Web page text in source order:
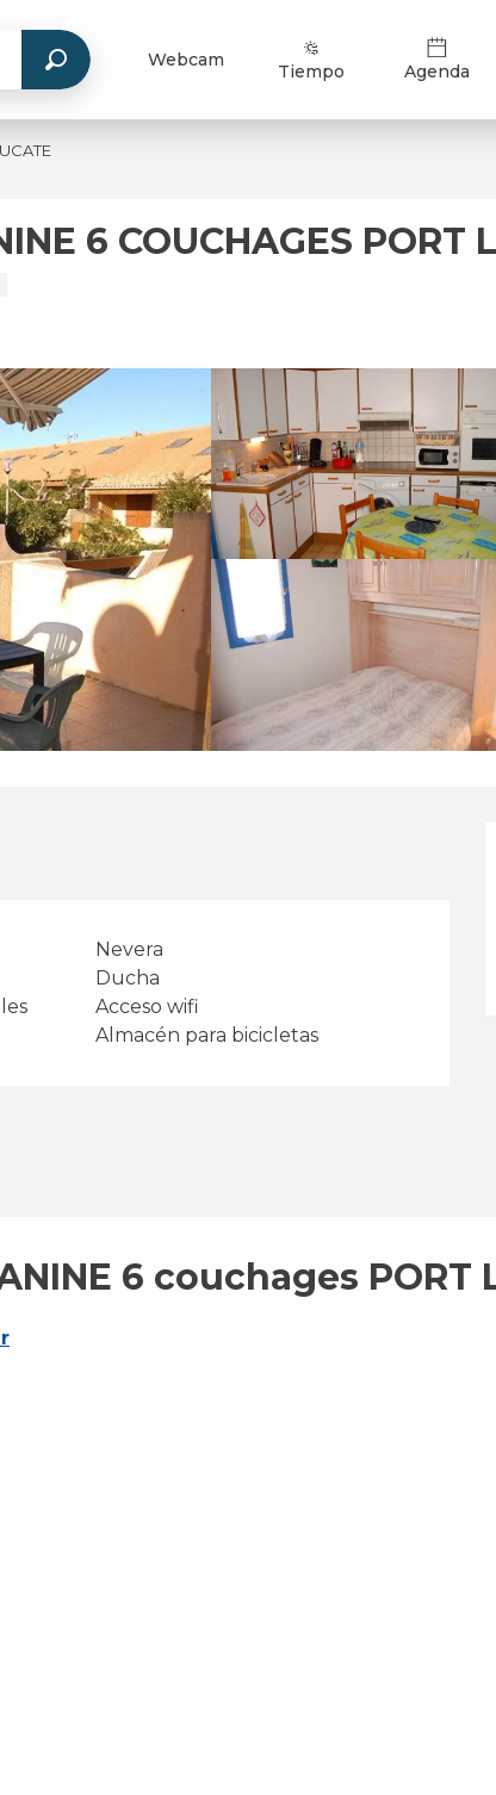
Webcam
Tiempo Agenda
6 COUCHAGES PORT
Nevera
Ducha
Acceso wifi
Almacén para bicicletas
6 couchages PORT